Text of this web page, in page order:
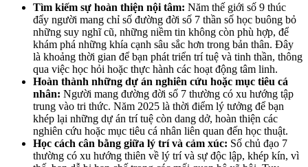
Tìm kiếm sự hoàn thiện nội tâm: Năm thế giới số 9 thúc
đẩy người mang chỉ số đường đời số 7 thần số học buông bỏ
những suy nghĩ cũ, những niềm tin không còn phù hợp, để
khám phá những khía cạnh sâu sắc hơn trong bản thân. Đây
là khoảng thời gian để bạn phát triển trí tuệ và tinh thần, thông
qua việc học hỏi hoặc thực hành các hoạt động tâm linh.
Hoàn thành những dự án nghiên cứu hoặc mục tiêu cá
nhân: Người mang đường đời số 7 thường có xu hướng tập
trung vào tri thức. Năm 2025 là thời điểm lý tưởng để bạn
khép lại những dự án trí tuệ còn dang dở, hoàn thiện các
nghiên cứu hoặc mục tiêu cá nhân liên quan đến học thuật.
Học cách cân bằng giữa lý trí và cảm xúc: Số chủ đạo 7
thường có xu hướng thiên về lý trí và sự độc lập, khép kín, vì